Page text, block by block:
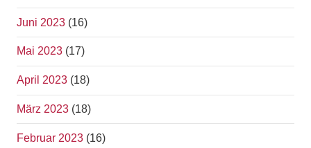
Juni 2023 (16)
Mai 2023 (17)
April 2023 (18)
März 2023 (18)
Februar 2023 (16)